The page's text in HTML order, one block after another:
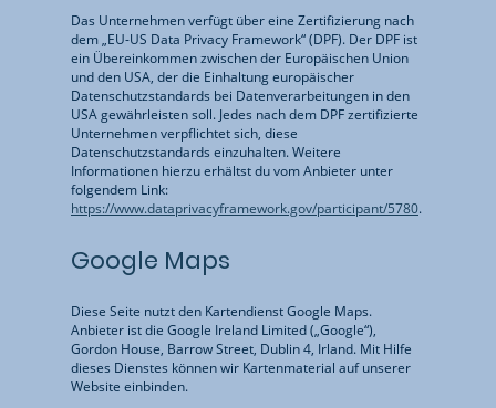
Das Unternehmen verfügt über eine Zertifizierung nach
dem „EU-US Data Privacy Framework“ (DPF). Der DPF ist
ein Übereinkommen zwischen der Europäischen Union
und den USA, der die Einhaltung europäischer
Datenschutzstandards bei Datenverarbeitungen in den
USA gewährleisten soll. Jedes nach dem DPF zertifizierte
Unternehmen verpflichtet sich, diese
Datenschutzstandards einzuhalten. Weitere
Informationen hierzu erhältst du vom Anbieter unter
folgendem Link:
https://www.dataprivacyframework.gov/participant/5780.
Google Maps
Diese Seite nutzt den Kartendienst Google Maps.
Anbieter ist die Google Ireland Limited („Google“),
Gordon House, Barrow Street, Dublin 4, Irland. Mit Hilfe
dieses Dienstes können wir Kartenmaterial auf unserer
Website einbinden.